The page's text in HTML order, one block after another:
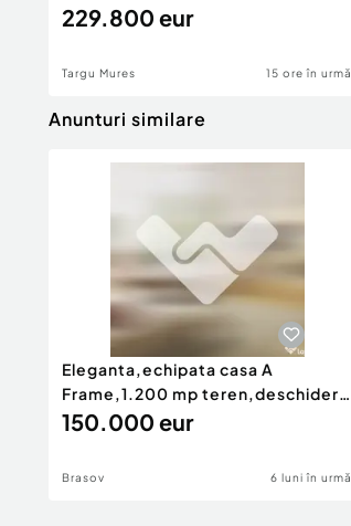
229.800 eur
Targu Mures 15 ore în urmă
Anunturi similare
Eleganta,echipata casa A
Frame,1.200 mp teren,deschidere
Pia
150.000 eur
Brasov 6 luni în urmă